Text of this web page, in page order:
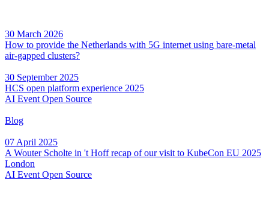
30 March 2026
How to provide the Netherlands with 5G internet using bare-metal
air-gapped clusters?
30 September 2025
HCS open platform experience 2025
AI Event Open Source
Blog
07 April 2025
A Wouter Scholte in 't Hoff recap of our visit to KubeCon EU 2025
London
AI Event Open Source